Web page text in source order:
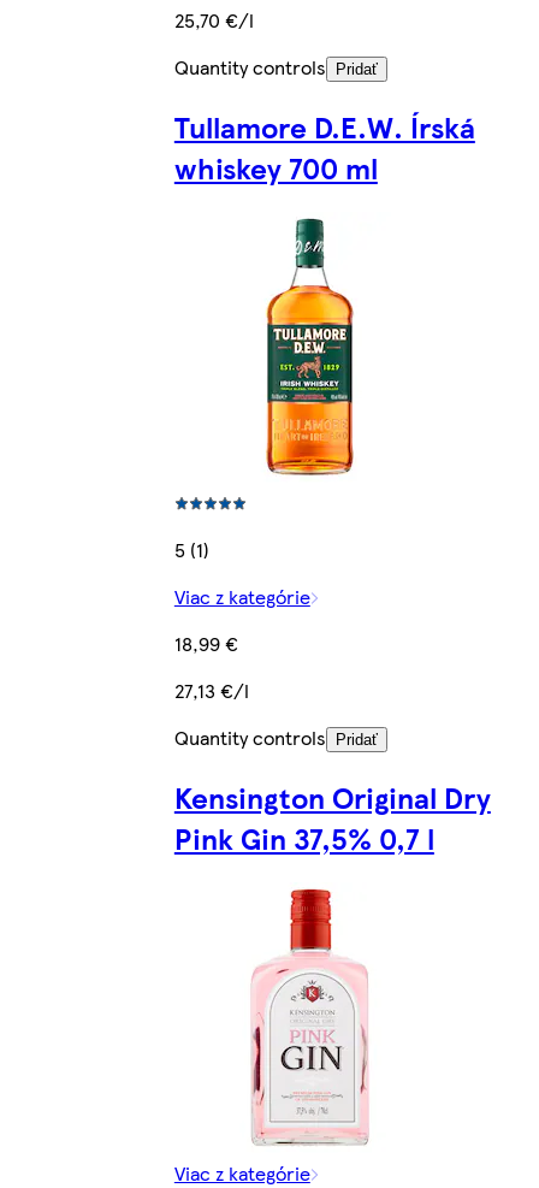
25,70 €/l
Quantity controls
Pridať
Tullamore D.E.W. Írská
whiskey 700 ml
5 (1)
Viac z kategórie
18,99 €
27,13 €/l
Quantity controls
Pridať
Kensington Original Dry
Pink Gin 37,5% 0,7 l
Viac z kategórie